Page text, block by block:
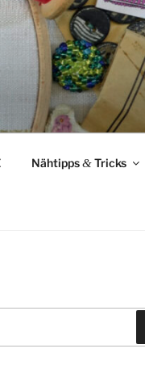
Nähtipps&Tricks